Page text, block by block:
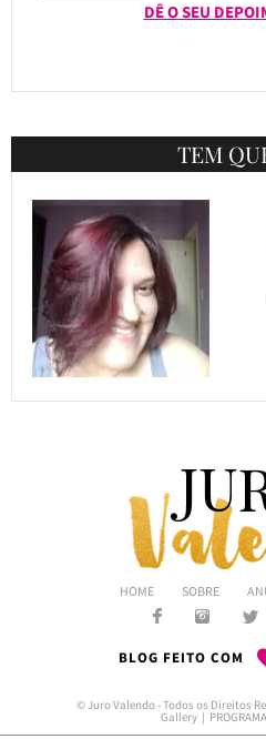
DÊ O SEU
TEM
HOME SOBRE
BLOG FEITO COM
© Juro Valendo - Todos os Direitos
Gallery |